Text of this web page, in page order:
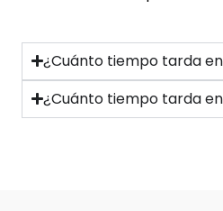
¿Cuánto tiempo tarda
¿Cuánto tiempo tarda